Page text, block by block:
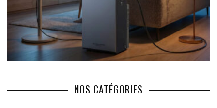
NOS CATÉGORIES